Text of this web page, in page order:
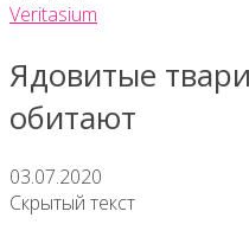
Veritasium
Ядовитые
обитают
03.07.2020
Скрытый текст